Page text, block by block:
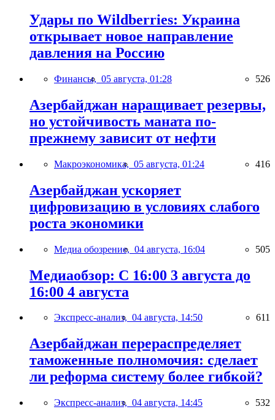
Удары по Wildberries: Украина
открывает новое направление
давления на Россию
Финансы, 05 августа, 01:28 526
Азербайджан наращивает резервы,
но устойчивость маната по-
прежнему зависит от нефти
Макроэкономика, 05 августа, 01:24 416
Азербайджан ускоряет
цифровизацию в условиях слабого
роста экономики
Медиа обозрение, 04 августа, 16:04 505
Медиаобзор: С 16:00 3 августа до
16:00 4 августа
Экспресс-анализ, 04 августа, 14:50 611
Азербайджан перераспределяет
таможенные полномочия: сделает
ли реформа систему более гибкой?
Экспресс-анализ, 04 августа, 14:45 532